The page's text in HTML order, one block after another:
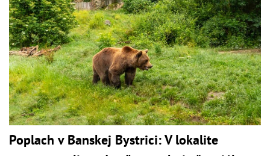
Poplach v Banskej Bystrici: V lokalite